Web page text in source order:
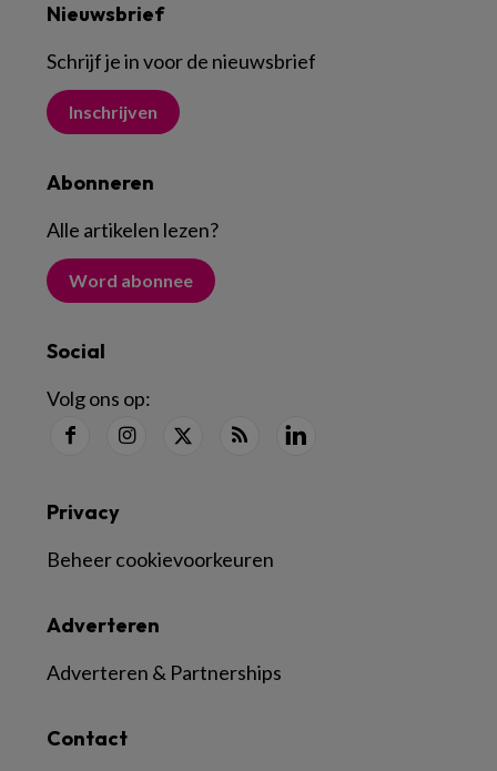
Nieuwsbrief
Schrijf je in voor de nieuwsbrief
Inschrijven
Abonneren
Alle artikelen lezen?
Word abonnee
Social
Volg ons op:
Contact
Adverteren
Adverteren & Partnerships
Privacy
Beheer cookievoorkeuren